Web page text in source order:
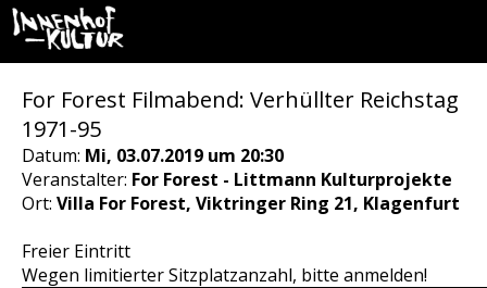
For Forest Filmabend: Verhüllter Reichstag
1971-95
Datum: Mi, 03.07.2019 um 20:30
Veranstalter: For Forest - Littmann Kulturprojekte
Ort: Villa For Forest, Viktringer Ring 21, Klagenfurt
Freier Eintritt
Wegen limitierter Sitzplatzanzahl, bitte anmelden!